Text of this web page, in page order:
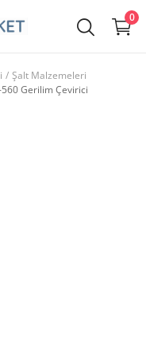
0
Şalt Malzemeleri
Gerilim Çevirici